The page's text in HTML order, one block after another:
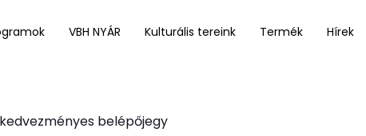
VBH NYÁR Kulturális tereink Termék
Hírek
belépőjegy